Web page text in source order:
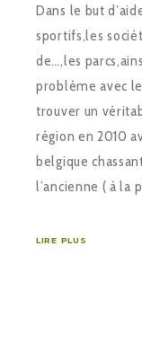
Dans le but
sportifs,les
de…,les
problème avec
trouver un
région en 2010
belgique
l’ancienne ( à la
LIRE PLUS